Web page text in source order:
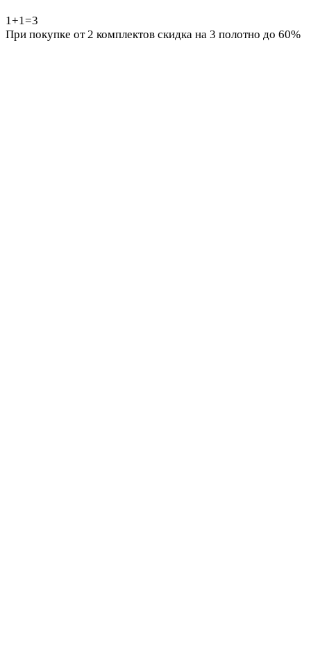
1+1=3
При покупке от 2 комплектов скидка на 3 полотно до 60%